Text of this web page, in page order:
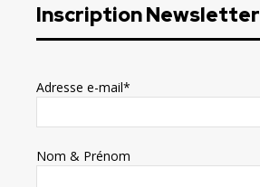
Inscription Newsletter
Adresse e-mail*
Nom & Prénom